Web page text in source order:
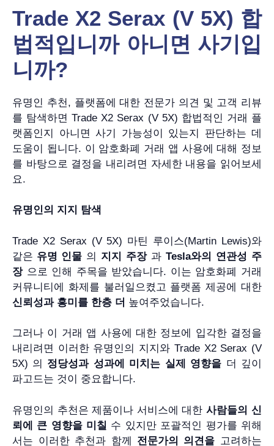
Trade X2 Serax (V 5X) 합
법적입니까 아니면 사기입
니까?
유명인 추천, 플랫폼에 대한 전문가 의견 및 고객 리뷰
를 탐색하면 Trade X2 Serax (V 5X) 합법적인 거래 플
랫폼인지 아니면 사기 가능성이 있는지 판단하는 데
도움이 됩니다. 이 암호화폐 거래 앱 사용에 대해 정보
를 바탕으로 결정을 내리려면 자세한 내용을 읽어보세
요.
유명인의 지지 탐색
Trade X2 Serax (V 5X) 마틴 루이스(Martin Lewis)와
같은 유명 인물 의 지지 주장과 Tesla와의 연관성 주
장으로 인해 주목을 받았습니다. 이는 암호화폐 거래
커뮤니티에 화제를 불러일으켰고 플랫폼 제공에 대한
신뢰성과 흥미를 한층 더 높여주었습니다.
그러나 이 거래 앱 사용에 대한 정보에 입각한 결정을
내리려면 이러한 유명인의 지지와 Trade X2 Serax (V
5X) 의 정당성과 성과에 미치는 실제 영향을 더 깊이
파고드는 것이 중요합니다.
유명인의 추천은 제품이나 서비스에 대한 사람들의 신
뢰에 큰 영향을 미칠 수 있지만 포괄적인 평가를 위해
서는 이러한 추천과 함께 전문가의 의견을 고려하는